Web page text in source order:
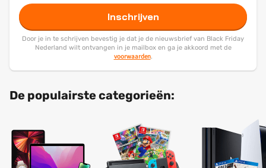
Inschrijven
Door je in te schrijven bevestig je dat je de nieuwsbrief van Black Friday
Nederland wilt ontvangen in je mailbox en ga je akkoord met de
voorwaarden.
De populairste categorieën: